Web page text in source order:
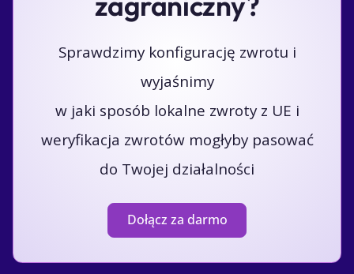
Sprawdzimy konfigurację zwrotu i
wyjaśnimy
w jaki sposób lokalne zwroty z UE i
weryfikacja zwrotów mogłyby pasować
do Twojej działalności
Dołącz za darmo